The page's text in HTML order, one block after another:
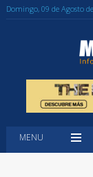
Domingo, 09 de Agosto
MENU